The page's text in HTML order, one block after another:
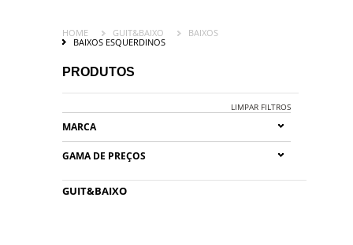
HOME GUIT&BAIXO
BAIXOS
BAIXOS ESQUERDINOS
PRODUTOS
LIMPAR FILTROS
MARCA
GAMA DE PREÇOS
GUIT&BAIXO